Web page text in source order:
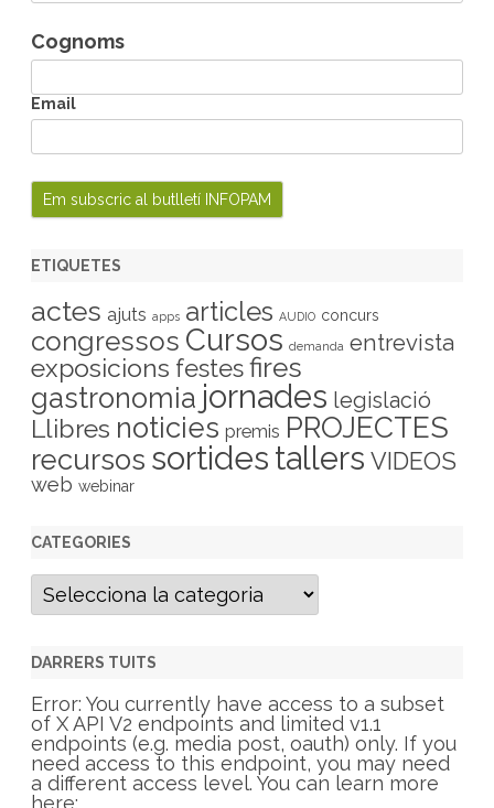
Cognoms
Email
ETIQUETES
actes ajuts apps articles AUDIO concurs
congressos Cursos demanda entrevista
exposicions festesfires
gastronomia jornades legislació
Llibres noticies premis PROJECTES
recursos sortides tallers VIDEOS
web webinar
CATEGORIES
C
t
g
r
i
e
s
DARRERS TUITS
Error: You currently have access to a subset
of X API V2 endpoints and limited v1.1
endpoints (e.g. media post, oauth) only. If you
need access to this endpoint, you may need
a different access level. You can learn more
here: